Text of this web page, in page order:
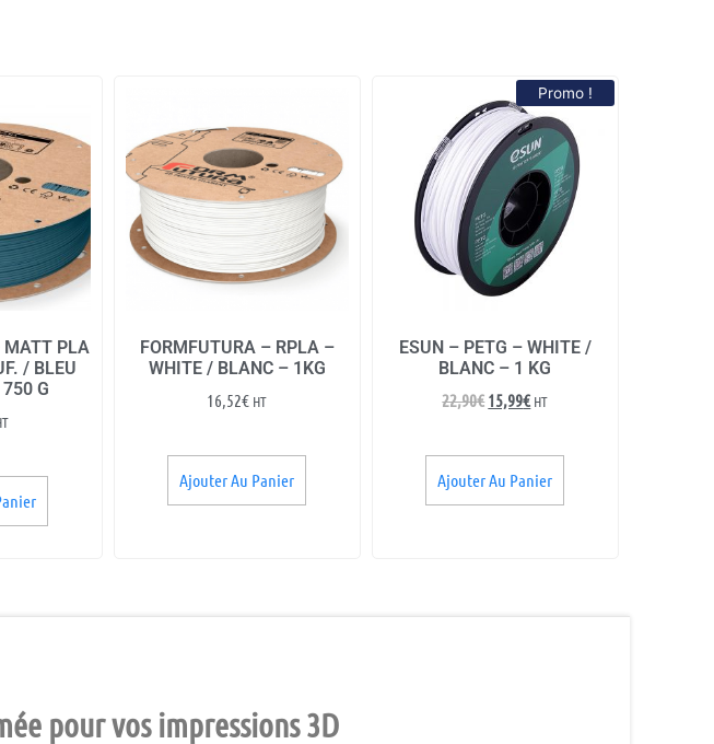
MATT PLA
/ BLEU
G
FORMFUTURA – RPLA –
WHITE / BLANC – 1KG
16,52€ HT
Ajouter Au Panier
Promo !
ESUN – PETG – WHITE /
BLANC – 1 KG
22,90€15,99€ HT
Ajouter Au Panier
pour vos impressions 3D